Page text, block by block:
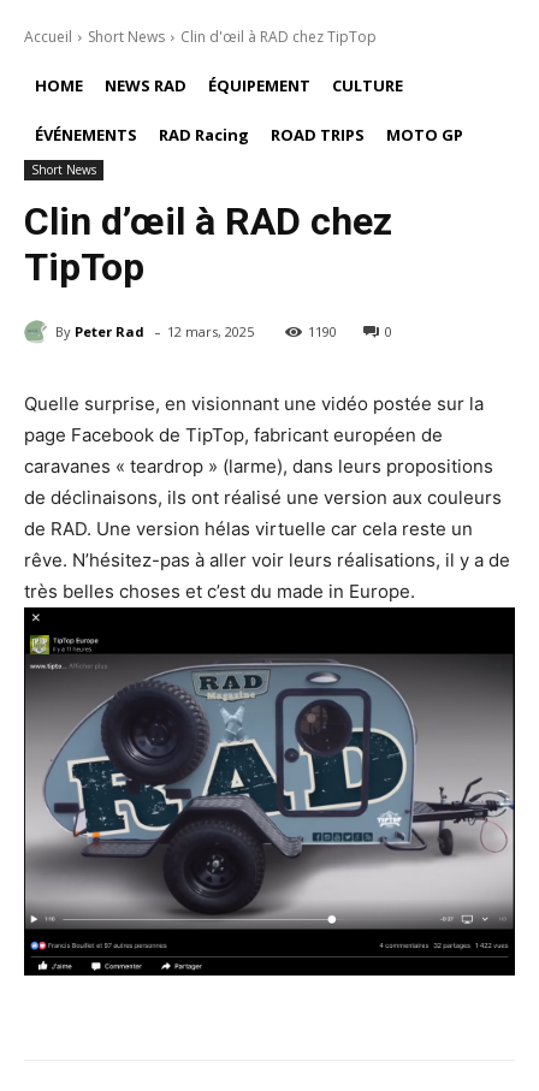
Accueil Short News Clin d'œil à RAD chez TipTop
HOME NEWS RAD ÉQUIPEMENT CULTURE
ÉVÉNEMENTS RAD Racing ROAD TRIPS MOTO GP
Short News
Clin d’œil à RAD chez
TipTop
By Peter Rad - 12 mars, 2025 1190 0
Quelle surprise, en visionnant une vidéo postée sur la
page Facebook de TipTop, fabricant européen de
caravanes « teardrop » (larme), dans leurs propositions
de déclinaisons, ils ont réalisé une version aux couleurs
de RAD. Une version hélas virtuelle car cela reste un
rêve. N’hésitez-pas à aller voir leurs réalisations, il y a de
très belles choses et c’est du made in Europe.